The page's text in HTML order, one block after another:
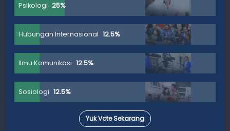
Psikologi 25%
Hubungan Internasional 12.5%
Ilmu Komunikasi 12.5%
Sosiologi 12.5%
Yuk Vote Sekarang